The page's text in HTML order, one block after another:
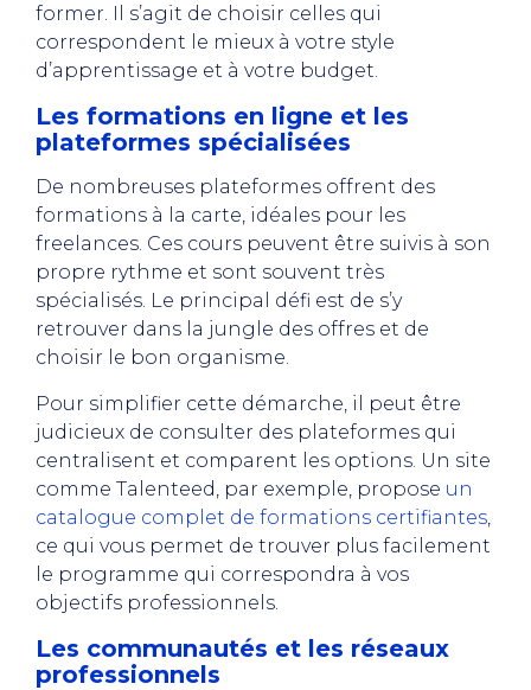
former. Il s’agit de choisir celles qui
correspondent le mieux à votre style
d’apprentissage et à votre budget.
Les formations en ligne et les
plateformes spécialisées
De nombreuses plateformes offrent des
formations à la carte, idéales pour les
freelances. Ces cours peuvent être suivis à son
propre rythme et sont souvent très
spécialisés. Le principal défi est de s’y
retrouver dans la jungle des offres et de
choisir le bon organisme.
Pour simplifier cette démarche, il peut être
judicieux de consulter des plateformes qui
centralisent et comparent les options. Un site
comme Talenteed, par exemple, propose un
catalogue complet de formations certifiantes,
ce qui vous permet de trouver plus facilement
le programme qui correspondra à vos
objectifs professionnels.
Les communautés et les réseaux
professionnels